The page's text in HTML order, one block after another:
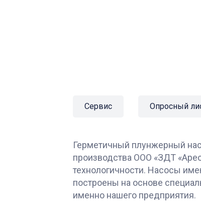
Сервис Опросный
Герметичный плунжерный
производства ООО «ЗДТ
технологичности. Насосы
построены на основе
именно нашего предприятия.